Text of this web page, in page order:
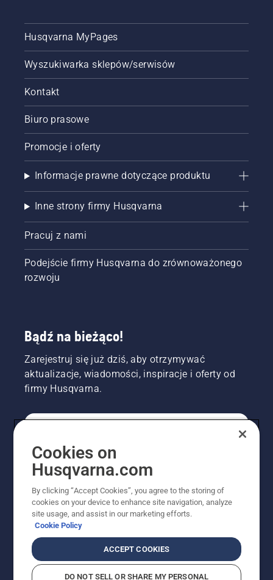
Husqvarna MyPages
Wyszukiwarka sklepów/serwisów
Kontakt
Biuro prasowe
Promocje i oferty
Informacje prawne dotyczące produktu
Inne strony firmy Husqvarna
Pracuj z nami
Podejście firmy Husqvarna do zrównoważonego
rozwoju
Bądź na bieżąco!
Zarejestruj się już dziś, aby otrzymywać
aktualizacje, wiadomości, inspiracje i oferty od
firmy Husqvarna.
PROFESJONALISTA
Cookies on
Husqvarna.com
By clicking “Accept Cookies”, you agree to the storing of
cookies on your device to enhance site navigation, analyze
site usage, and assist in our marketing efforts.
Cookie Policy
ACCEPT COOKIES
DO NOT SELL OR SHARE MY PERSONAL